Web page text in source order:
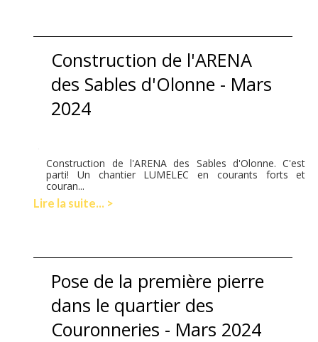
Construction de l'ARENA
des Sables d'Olonne - Mars
2024
Construction de l'ARENA des Sables d'Olonne. C'est
parti! Un chantier LUMELEC en courants forts et
couran...
Lire la suite... >
Pose de la première pierre
dans le quartier des
Couronneries - Mars 2024